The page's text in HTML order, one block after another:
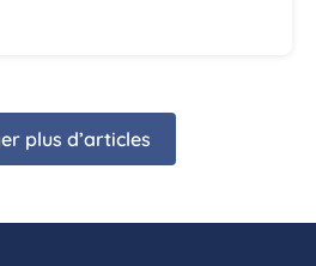
plus d’articles